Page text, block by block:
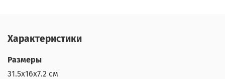
Характеристики
Размеры
31.5х16х7.2 см